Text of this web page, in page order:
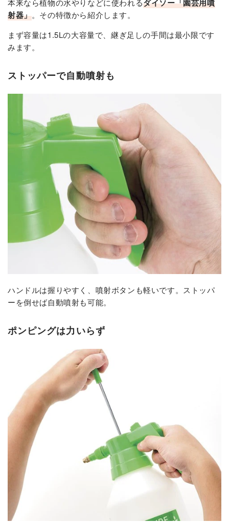
本来なら植物の水やりなどに使われるダイソー「園芸用噴
射器」。その特徴から紹介します。
まず容量は1.5Lの大容量で、継ぎ足しの手間は最小限です
みます。
ストッパーで自動噴射も
ハンドルは握りやすく、噴射ボタンも軽いです。ストッパ
ーを倒せば自動噴射も可能。
ポンピングは力いらず